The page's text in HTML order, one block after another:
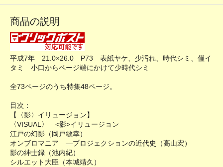
商品の説明
平成7年 21.0×26.0 P73 表紙ヤケ、少汚れ、時代シミ、僅イ
タミ 小口からページ端にかけて少時代シミ
全73ページのうち特集48ページ。
目次：
【〈影〉イリュージョン】
〈VISUAL〉 <影>イリュージョン
江戸の幻影（岡戸敏幸）
オンブロマニア ―プロジェクションの近代史（高山宏）
影の紳士録（池内紀）
シルエット大臣（本城靖久）